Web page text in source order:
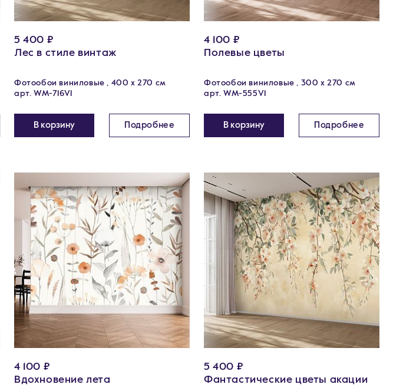
5 400 ₽
Лес в стиле винтаж
Фотообои виниловые , 400 х 270 см
арт. WM-716V1
В корзину Подробнее
4 100 ₽
Полевые цветы
Фотообои виниловые , 300 х 270 см
арт. WM-555V1
В корзину Подробнее
4 100 ₽
Вдохновение лета
5 400 ₽
Фантастические цветы акации